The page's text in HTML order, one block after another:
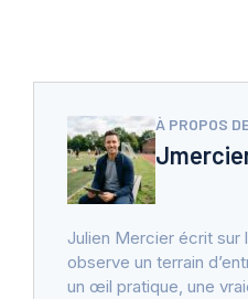
À PROPOS
Julien Mercier écrit sur
observe un terrain
un œil pratique, une